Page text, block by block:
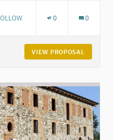
0 0
VIEW PROPOSAL